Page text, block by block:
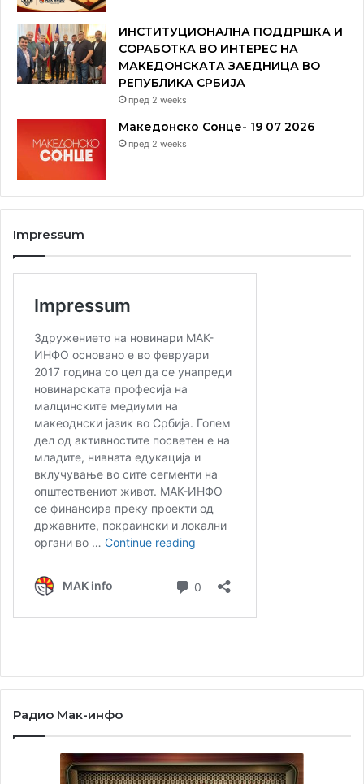
ИНСТИТУЦИОНАЛНА ПОДДРШКА И
СОРАБОТКА ВО ИНТЕРЕС НА
МАКЕДОНСКАТА ЗАЕДНИЦА ВО
РЕПУБЛИКА СРБИЈА
пред 2 weeks
Македонско Сонце- 19 07 2026
пред 2 weeks
Impressum
Радио Мак-инфо